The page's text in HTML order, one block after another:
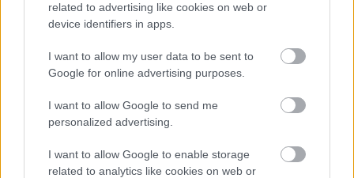
related to advertising like cookies on web or
device identifiers in apps.
I want to allow my user data to be sent to
Google for online advertising purposes.
I want to allow Google to send me
personalized advertising.
I want to allow Google to enable storage
related to analytics like cookies on web or